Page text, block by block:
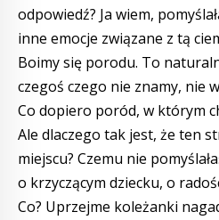
odpowiedź? Ja wiem,
inne emocje związane z tą
Boimy się porodu. To
czegoś czego nie znamy, nie
Co dopiero poród, w którym
Ale dlaczego tak jest, że ten
miejscu? Czemu nie
o krzyczącym dziecku, o
Co? Uprzejme koleżanki